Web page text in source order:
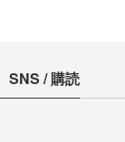
SNS / 購読